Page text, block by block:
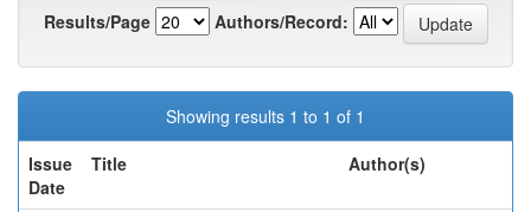
Results/Page
Authors/Record:
Showing results 1 to 1 of 1
Issue
Date
Title Author(s)